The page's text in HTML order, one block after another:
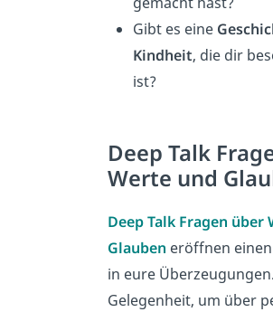
Gibt es eine
Kindheit, die dir
ist?
Deep Talk
Werte und
Deep Talk Fragen über
Glauben eröffnen
in eure
Gelegenheit, um über